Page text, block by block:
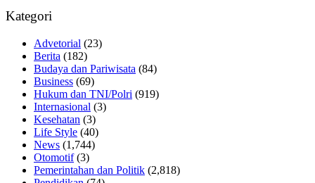
Kategori
Advetorial (23)
Berita (182)
Budaya dan Pariwisata (84)
Business (69)
Hukum dan TNI/Polri (919)
Internasional (3)
Kesehatan (3)
Life Style (40)
News (1,744)
Otomotif(3)
Pemerintahan dan Politik (2,818)